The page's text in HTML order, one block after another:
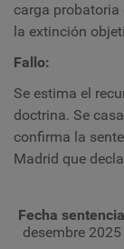
carga
la extinción
Fallo:
Se estima el
doctrina. Se
confirma la
Madrid que
Fecha sentencia
desembre 2025